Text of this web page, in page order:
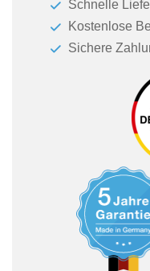
Schnelle
Kostenlose
Sichere